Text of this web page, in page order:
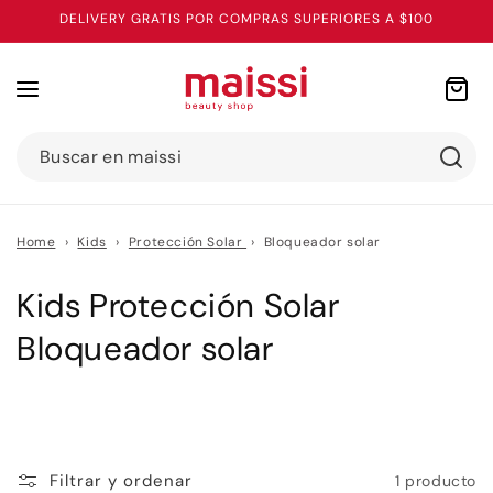
directamente
al contenido
DELIVERY GRATIS POR COMPRAS SUPERIORES A $100
Buscar en maissi
Carrito
Home › Kids › Protección Solar › Bloqueador solar
C
o
c
Kids Protección Solar
Bloqueador solar
Filtrar y ordenar 1 producto